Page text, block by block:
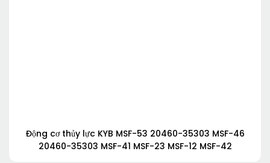
Động cơ thủy lực KYB MSF-53 20460-35303 MSF-46
20460-35303 MSF-41 MSF-23 MSF-12 MSF-42